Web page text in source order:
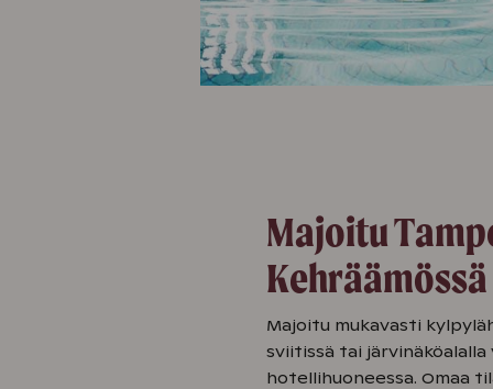
Majoitu
Kehräämössä
Majoitu mukavasti
sviitissä tai
hotellihuoneessa. Omaa